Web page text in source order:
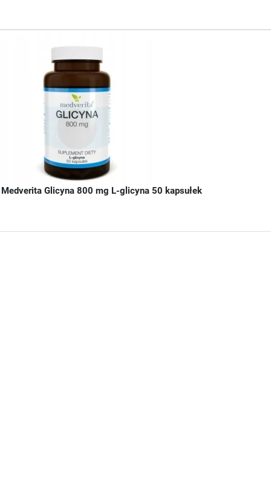
Medverita Glicyna 800 mg L-glicyna 50 kapsułek